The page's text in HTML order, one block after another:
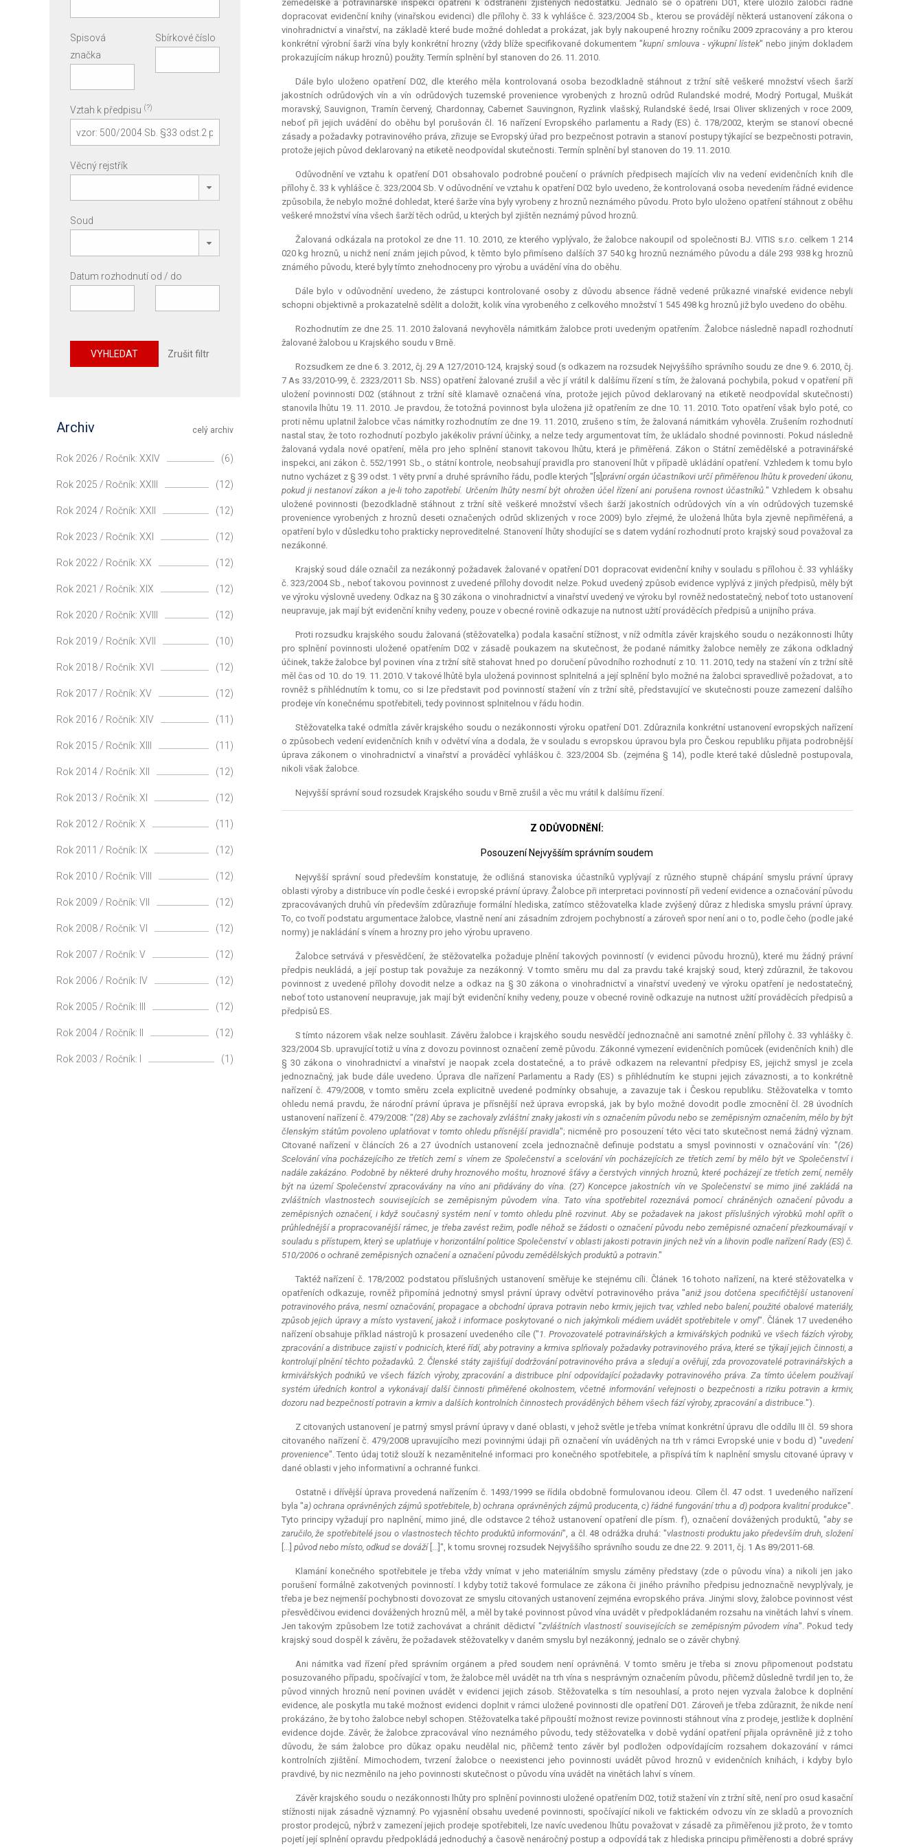
zemědělské a potravinářské inspekci opatření k odstranění zjištěných nedostatků. Jednalo se o opatření D01, které uložilo žalobci řádně
dopracovat evidenční knihy (vinařskou evidenci) dle přílohy č. 33 k vyhlášce č. 323/2004 Sb., kterou se provádějí některá ustanovení zákona o
vinohradnictví a vinařství, na základě které bude možné dohledat a prokázat, jak byly nakoupené hrozny ročníku 2009 zpracovány a pro kterou
konkrétní výrobní šarži vína byly konkrétní hrozny (vždy blíže specifikované dokumentem "kupní smlouva - výkupní lístek" nebo jiným dokladem
prokazujícím nákup hroznů) použity. Termín splnění byl stanoven do 26. 11. 2010.
Dále bylo uloženo opatření D02, dle kterého měla kontrolovaná osoba bezodkladně stáhnout z tržní sítě veškeré množství všech šarží
jakostních odrůdových vín a vín odrůdových tuzemské provenience vyrobených z hroznů odrůd Rulandské modré, Modrý Portugal, Muškát
moravský, Sauvignon, Tramín červený, Chardonnay, Cabernet Sauvingnon, Ryzlink vlašský, Rulandské šedé, Irsai Oliver sklizených v roce 2009,
neboť při jejich uvádění do oběhu byl porušován čl. 16 nařízení Evropského parlamentu a Rady (ES) č. 178/2002, kterým se stanoví obecné
zásady a požadavky potravinového práva, zřizuje se Evropský úřad pro bezpečnost potravin a stanoví postupy týkající se bezpečnosti potravin,
protože jejich původ deklarovaný na etiketě neodpovídal skutečnosti. Termín splnění byl stanoven do 19. 11. 2010.
Odůvodnění ve vztahu k opatření D01 obsahovalo podrobné poučení o právních předpisech majících vliv na vedení evidenčních knih dle
přílohy č. 33 k vyhlášce č. 323/2004 Sb. V odůvodnění ve vztahu k opatření D02 bylo uvedeno, že kontrolovaná osoba nevedením řádné evidence
způsobila, že nebylo možné dohledat, které šarže vína byly vyrobeny z hroznů neznámého původu. Proto bylo uloženo opatření stáhnout z oběhu
veškeré množství vína všech šarží těch odrůd, u kterých byl zjištěn neznámý původ hroznů.
Žalovaná odkázala na protokol ze dne 11. 10. 2010, ze kterého vyplývalo, že žalobce nakoupil od společnosti BJ. VITIS s.r.o. celkem 1 214
020 kg hroznů, u nichž není znám jejich původ, k těmto bylo přimíseno dalších 37 540 kg hroznů neznámého původu a dále 293 938 kg hroznů
známého původu, které byly tímto znehodnoceny pro výrobu a uvádění vína do oběhu.
Dále bylo v odůvodnění uvedeno, že zástupci kontrolované osoby z důvodu absence řádně vedené průkazné vinařské evidence nebyli
schopni objektivně a prokazatelně sdělit a doložit, kolik vína vyrobeného z celkového množství 1 545 498 kg hroznů již bylo uvedeno do oběhu.
Rozhodnutím ze dne 25. 11. 2010 žalovaná nevyhověla námitkám žalobce proti uvedeným opatřením. Žalobce následně napadl rozhodnutí
žalované žalobou u Krajského soudu v Brně.
Rozsudkem ze dne 6. 3. 2012, čj. 29 A 127/2010-124, krajský soud (s odkazem na rozsudek Nejvyššího správního soudu ze dne 9. 6. 2010, čj.
7 As 33/2010-99, č. 2323/2011 Sb. NSS) opatření žalované zrušil a věc jí vrátil k dalšímu řízení s tím, že žalovaná pochybila, pokud v opatření při
uložení povinnosti D02 (stáhnout z tržní sítě klamavě označená vína, protože jejich původ deklarovaný na etiketě neodpovídal skutečnosti)
stanovila lhůtu 19. 11. 2010. Je pravdou, že totožná povinnost byla uložena již opatřením ze dne 10. 11. 2010. Toto opatření však bylo poté, co
proti němu uplatnil žalobce včas námitky rozhodnutím ze dne 19. 11. 2010, zrušeno s tím, že žalovaná námitkám vyhověla. Zrušením rozhodnutí
nastal stav, že toto rozhodnutí pozbylo jakékoliv právní účinky, a nelze tedy argumentovat tím, že ukládalo shodné povinnosti. Pokud následně
žalovaná vydala nové opatření, měla pro jeho splnění stanovit takovou lhůtu, která je přiměřená. Zákon o Státní zemědělské a potravinářské
inspekci, ani zákon č. 552/1991 Sb., o státní kontrole, neobsahují pravidla pro stanovení lhůt v případě ukládání opatření. Vzhledem k tomu bylo
nutno vycházet z § 39 odst. 1 věty první a druhé správního řádu, podle kterých "[s]právní orgán účastníkovi určí přiměřenou lhůtu k provedení úkonu,
pokud ji nestanoví zákon a je-li toho zapotřebí. Určením lhůty nesmí být ohrožen účel řízení ani porušena rovnost účastníků." Vzhledem k obsahu
uložené povinnosti (bezodkladně stáhnout z tržní sítě veškeré množství všech šarží jakostních odrůdových vín a vín odrůdových tuzemské
provenience vyrobených z hroznů deseti označených odrůd sklizených v roce 2009) bylo zřejmé, že uložená lhůta byla zjevně nepřiměřená, a
opatření bylo v důsledku toho prakticky neproveditelné. Stanovení lhůty shodující se s datem vydání rozhodnutí proto krajský soud považoval za
nezákonné.
Krajský soud dále označil za nezákonný požadavek žalované v opatření D01 dopracovat evidenční knihy v souladu s přílohou č. 33 vyhlášky
č. 323/2004 Sb., neboť takovou povinnost z uvedené přílohy dovodit nelze. Pokud uvedený způsob evidence vyplývá z jiných předpisů, měly být
ve výroku výslovně uvedeny. Odkaz na § 30 zákona o vinohradnictví a vinařství uvedený ve výroku byl rovněž nedostatečný, neboť toto ustanovení
neupravuje, jak mají být evidenční knihy vedeny, pouze v obecné rovině odkazuje na nutnost užití prováděcích předpisů a unijního práva.
Proti rozsudku krajského soudu žalovaná (stěžovatelka) podala kasační stížnost, v níž odmítla závěr krajského soudu o nezákonnosti lhůty
pro splnění povinnosti uložené opatřením D02 v zásadě poukazem na skutečnost, že podané námitky žalobce neměly ze zákona odkladný
účinek, takže žalobce byl povinen vína z tržní sítě stahovat hned po doručení původního rozhodnutí z 10. 11. 2010, tedy na stažení vín z tržní sítě
měl čas od 10. do 19. 11. 2010. V takové lhůtě byla uložená povinnost splnitelná a její splnění bylo možné na žalobci spravedlivě požadovat, a to
rovněž s přihlédnutím k tomu, co si lze představit pod povinností stažení vín z tržní sítě, představující ve skutečnosti pouze zamezení dalšího
prodeje vín konečnému spotřebiteli, tedy povinnost splnitelnou v řádu hodin.
Stěžovatelka také odmítla závěr krajského soudu o nezákonnosti výroku opatření D01. Zdůraznila konkrétní ustanovení evropských nařízení
o způsobech vedení evidenčních knih v odvětví vína a dodala, že v souladu s evropskou úpravou byla pro Českou republiku přijata podrobnější
úprava zákonem o vinohradnictví a vinařství a prováděcí vyhláškou č. 323/2004 Sb. (zejména § 14), podle které také důsledně postupovala,
nikoli však žalobce.
Nejvyšší správní soud rozsudek Krajského soudu v Brně zrušil a věc mu vrátil k dalšímu řízení.
Z ODŮVODNĚNÍ:
Posouzení Nejvyšším správním soudem
Nejvyšší správní soud především konstatuje, že odlišná stanoviska účastníků vyplývají z různého stupně chápání smyslu právní úpravy
oblasti výroby a distribuce vín podle české i evropské právní úpravy. Žalobce při interpretaci povinností při vedení evidence a označování původu
zpracovávaných druhů vín především zdůrazňuje formální hlediska, zatímco stěžovatelka klade zvýšený důraz z hlediska smyslu právní úpravy.
To, co tvoří podstatu argumentace žalobce, vlastně není ani zásadním zdrojem pochybností a zároveň spor není ani o to, podle čeho (podle jaké
normy) je nakládání s vínem a hrozny pro jeho výrobu upraveno.
Žalobce setrvává v přesvědčení, že stěžovatelka požaduje plnění takových povinností (v evidenci původu hroznů), které mu žádný právní
předpis neukládá, a její postup tak považuje za nezákonný. V tomto směru mu dal za pravdu také krajský soud, který zdůraznil, že takovou
povinnost z uvedené přílohy dovodit nelze a odkaz na § 30 zákona o vinohradnictví a vinařství uvedený ve výroku opatření je nedostatečný,
neboť toto ustanovení neupravuje, jak mají být evidenční knihy vedeny, pouze v obecné rovině odkazuje na nutnost užití prováděcích předpisů a
předpisů ES.
S tímto názorem však nelze souhlasit. Závěru žalobce i krajského soudu nesvědčí jednoznačně ani samotné znění přílohy č. 33 vyhlášky č.
323/2004 Sb. upravující totiž u vína z dovozu povinnost označení země původu. Zákonné vymezení evidenčních pomůcek (evidenčních knih) dle
§ 30 zákona o vinohradnictví a vinařství je naopak zcela dostatečné, a to právě odkazem narelevantní předpisy ES, jejichž smysl je zcela
jednoznačný, jak bude dále uvedeno. Úprava dle nařízení Parlamentu a Rady (ES) s přihlédnutím ke stupni jejich závaznosti, a to konkrétně
nařízení č. 479/2008, v tomto směru zcela explicitně uvedené podmínky obsahuje, a zavazuje tak i Českou republiku. Stěžovatelka v tomto
ohledu nemá pravdu, že národní právní úprava je přísnější než úprava evropská, jak by bylo možné dovodit podle zmocnění čl. 28 úvodních
ustanovení nařízení č. 479/2008: "(28) Aby se zachovaly zvláštní znaky jakosti vín s označením původu nebo se zeměpisným označením, mělo by být
členským státům povoleno uplatňovat v tomto ohledu přísnější pravidla"; nicméně pro posouzení této věci tato skutečnost nemá žádný význam.
Citované nařízení v článcích 26 a 27 úvodních ustanovení zcela jednoznačně definuje podstatu a smysl povinnosti v označování vín: "(26)
Scelování vína pocházejícího ze třetích zemí s vínem ze Společenství a scelování vín pocházejících ze třetích zemí by mělo být ve Společenství i
nadále zakázáno. Podobně by některé druhy hroznového moštu, hroznové šťávy a čerstvých vinných hroznů, které pocházejí ze třetích zemí, neměly
být na území Společenství zpracovávány na víno ani přidávány do vína. (27) Koncepce jakostních vín ve Společenství se mimo jiné zakládá na
zvláštních vlastnostech souvisejících se zeměpisným původem vína. Tato vína spotřebitel rozeznává pomocí chráněných označení původu a
zeměpisných označení, i když současný systém není v tomto ohledu plně rozvinut. Aby se požadavek na jakost příslušných výrobků mohl opřít o
průhlednější a propracovanější rámec, je třeba zavést režim, podle něhož se žádosti o označení původu nebo zeměpisné označení přezkoumávají v
souladu s přístupem, který se uplatňuje v horizontální politice Společenství v oblasti jakosti potravin jiných než vín a lihovin podle nařízení Rady (ES) č.
510/2006 o ochraně zeměpisných označení a označení původu zemědělských produktů a potravin."
Taktéž nařízení č. 178/2002 podstatou příslušných ustanovení směřuje ke stejnému cíli. Článek 16 tohoto nařízení, na které stěžovatelka v
opatřeních odkazuje, rovněž připomíná jednotný smysl právní úpravy odvětví potravinového práva "aniž jsou dotčena specifičtější ustanovení
potravinového práva, nesmí označování, propagace a obchodní úprava potravin nebo krmiv, jejich tvar, vzhled nebo balení, použité obalové materiály,
způsob jejich úpravy a místo vystavení, jakož i informace poskytované o nich jakýmkoli médiem uvádět spotřebitele v omyl". Článek 17 uvedeného
nařízení obsahuje příklad nástrojů k prosazení uvedeného cíle ("1. Provozovatelé potravinářských a krmivářských podniků ve všech fázích výroby,
zpracování a distribuce zajistí v podnicích, které řídí, aby potraviny a krmiva splňovaly požadavky potravinového práva, které se týkají jejich činnosti, a
kontrolují plnění těchto požadavků. 2. Členské státy zajišťují dodržování potravinového práva a sledují a ověřují, zda provozovatelé potravinářských a
krmivářských podniků ve všech fázích výroby, zpracování a distribuce plní odpovídající požadavky potravinového práva. Za tímto účelem používají
systém úředních kontrol a vykonávají další činnosti přiměřené okolnostem, včetně informování veřejnosti o bezpečnosti a riziku potravin a krmiv,
dozoru nad bezpečností potravin a krmiv a dalších kontrolních činnostech prováděných během všech fází výroby, zpracování a distribuce.").
Z citovaných ustanovení je patrný smysl právní úpravy v dané oblasti, v jehož světle je třeba vnímat konkrétní úpravu dle oddílu III čl. 59 shora
citovaného nařízení č. 479/2008 upravujícího mezi povinnými údaji při označení vín uváděných na trh v rámci Evropské unie v bodu d) "uvedení
provenience". Tento údaj totiž slouží k nezaměnitelné informaci pro konečného spotřebitele, a přispívá tím k naplnění smyslu citované úpravy v
dané oblasti v jeho informativní a ochranné funkci.
Ostatně i dřívější úprava provedená nařízením č. 1493/1999 se řídila obdobně formulovanou ideou. Cílem čl. 47 odst. 1 uvedeného nařízení
byla "a) ochrana oprávněných zájmů spotřebitele, b) ochrana oprávněných zájmů producenta, c) řádné fungování trhu a d) podpora kvalitní produkce".
Tyto principy vyžadují pro naplnění, mimo jiné, dle odstavce 2 téhož ustanovení opatření dle písm. f), označení dovážených produktů, "aby se
zaručilo, že spotřebitelé jsou o vlastnostech těchto produktů informováni", a čl. 48 odrážka druhá: "vlastnosti produktu jako především druh, složení
[...] původ nebo místo, odkud se dováží [...]", k tomu srovnej rozsudek Nejvyššího správního soudu ze dne 22. 9. 2011, čj. 1 As 89/2011-68.
Klamání konečného spotřebitele je třeba vždy vnímat v jeho materiálním smyslu záměny představy (zde o původu vína) a nikoli jen jako
porušení formálně zakotvených povinností. I kdyby totiž takové formulace ze zákona či jiného právního předpisu jednoznačně nevyplývaly, je
třeba je bez nejmenší pochybnosti dovozovat ze smyslu citovaných ustanovení zejména evropského práva. Jinými slovy, žalobce povinnost vést
přesvědčivou evidenci dovážených hroznů měl, a měl by také povinnost původ vína uvádět v předpokládaném rozsahu na vinětách lahví s vínem.
Jen takovým způsobem lze totiž zachovávat a chránit dědictví "zvláštních vlastností souvisejících se zeměpisným původem vína". Pokud tedy
krajský soud dospěl k závěru, že požadavek stěžovatelky v daném smyslu byl nezákonný, jednalo se o závěr chybný.
Ani námitka vad řízení před správním orgánem a před soudem není oprávněná. V tomto směru je třeba si znovu připomenout podstatu
posuzovaného případu, spočívající v tom, že žalobce měl uvádět na trh vína s nesprávným označením původu, přičemž důsledně tvrdil jen to, že
původ vinných hroznů není povinen uvádět v evidenci jejich zásob. Stěžovatelka s tím nesouhlasí, a proto nejen vyzvala žalobce k doplnění
evidence, ale poskytla mu také možnost evidenci doplnit v rámci uložené povinnosti dle opatření D01. Zároveň je třeba zdůraznit, že nikde není
prokázáno, že by toho žalobce nebyl schopen. Stěžovatelka také připouští možnost revize povinnosti stáhnout vína z prodeje, jestliže k doplnění
evidence dojde. Závěr, že žalobce zpracovával víno neznámého původu, tedy stěžovatelka v době vydání opatření přijala oprávněně již z toho
důvodu, že sám žalobce pro důkaz opaku neudělal nic, přičemž tento závěr byl podložen odpovídajícím rozsahem dokazování v rámci
kontrolních zjištění. Mimochodem, tvrzení žalobce o neexistenci jeho povinnosti uvádět původ hroznů v evidenčních knihách, i kdyby bylo
pravdivé, by nic nezměnilo na jeho povinnosti skutečnost o původu vína uvádět na vinětách lahví s vínem.
Závěr krajského soudu o nezákonnosti lhůty pro splnění povinnosti uložené opatřením D02, totiž stažení vín z tržní sítě, není pro osud kasační
stížnosti nijak zásadně významný. Po vyjasnění obsahu uvedené povinnosti, spočívající nikoli ve faktickém odvozu vín ze skladů a provozních
prostor prodejců, nýbrž v zamezení jejich prodeje spotřebiteli, lze navíc uvedenou lhůtu považovat v zásadě za přiměřenou již proto, že v tomto
pojetí její splnění opravdu předpokládá jednoduchý a časově nenáročný postup a odpovídá tak z hlediska principu přiměřenosti a dobré správy
Spisová
značka
Sbírkové číslo
Vztah k předpisu (?)
Věcný rejstřík
Soud
Datum rozhodnutí od / do
VYHLEDAT Zrušit filtr
celý archiv
Archiv
Rok 2026 / Ročník: XXIV (6)
Rok 2025 / Ročník: XXIII (12)
Rok 2024 / Ročník: XXII (12)
Rok 2023 / Ročník: XXI (12)
Rok 2022 / Ročník: XX (12)
Rok 2021 / Ročník: XIX (12)
Rok 2020 / Ročník: XVIII (12)
Rok 2019 / Ročník: XVII (10)
Rok 2018 / Ročník: XVI (12)
Rok 2017 / Ročník: XV (12)
Rok 2016 / Ročník: XIV (11)
Rok 2015 / Ročník: XIII (11)
Rok 2014 / Ročník: XII (12)
Rok 2013 / Ročník: XI (12)
Rok 2012 / Ročník: X (11)
Rok 2011 / Ročník: IX (12)
Rok 2010 / Ročník: VIII (12)
Rok 2009 / Ročník: VII (12)
Rok 2008 / Ročník: VI (12)
Rok 2007 / Ročník: V (12)
Rok 2006 / Ročník: IV (12)
Rok 2005 / Ročník: III (12)
Rok 2004 / Ročník: II (12)
Rok 2003 / Ročník: I (1)